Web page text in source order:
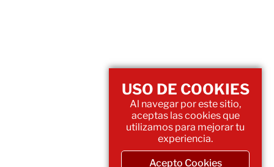
USO DE COOKIES
Al navegar por este sitio,
aceptas las cookies que
utilizamos para mejorar tu
experiencia.
Acepto Cookies